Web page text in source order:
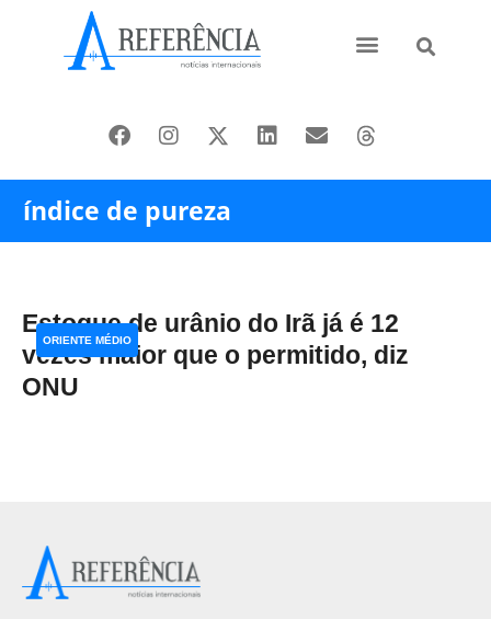
índice de pureza
Estoque de urânio do Irã já é 12
vezes maior que o permitido, diz
ONU
ORIENTE MÉDIO